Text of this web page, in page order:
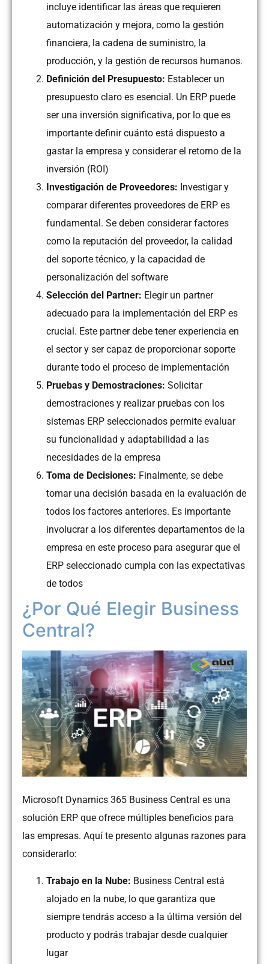
incluye identificar las áreas que requieren
automatización y mejora, como la gestión
financiera, la cadena de suministro, la
producción, y la gestión de recursos humanos.
Definición del Presupuesto: Establecer un
presupuesto claro es esencial. Un ERP puede
ser una inversión significativa, por lo que es
importante definir cuánto está dispuesto a
gastar la empresa y considerar el retorno de la
inversión (ROI)
Investigación de Proveedores: Investigar y
comparar diferentes proveedores de ERP es
fundamental. Se deben considerar factores
como la reputación del proveedor, la calidad
del soporte técnico, y la capacidad de
personalización del software
Selección del Partner: Elegir un partner
adecuado para la implementación del ERP es
crucial. Este partner debe tener experiencia en
el sector y ser capaz de proporcionar soporte
durante todo el proceso de implementación
Pruebas y Demostraciones: Solicitar
demostraciones y realizar pruebas con los
sistemas ERP seleccionados permite evaluar
su funcionalidad y adaptabilidad a las
necesidades de la empresa
Toma de Decisiones: Finalmente, se debe
tomar una decisión basada en la evaluación de
todos los factores anteriores. Es importante
involucrar a los diferentes departamentos de la
empresa en este proceso para asegurar que el
ERP seleccionado cumpla con las expectativas
de todos
¿Por Qué Elegir Business
Central?
Microsoft Dynamics 365 Business Central es una
solución ERP que ofrece múltiples beneficios para
las empresas. Aquí te presento algunas razones para
considerarlo:
Trabajo en la Nube: Business Central está
alojado en la nube, lo que garantiza que
siempre tendrás acceso a la última versión del
producto y podrás trabajar desde cualquier
lugar